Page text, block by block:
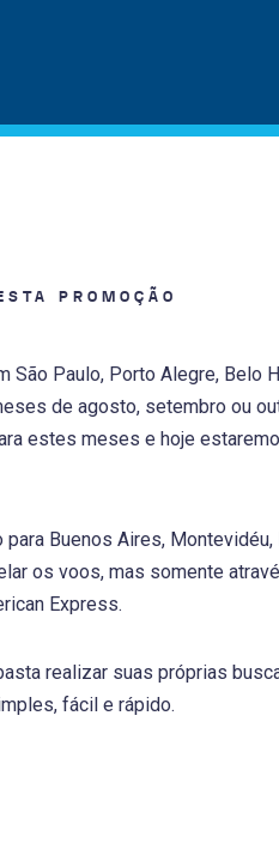
PROMOÇÃO
São Paulo, Porto Alegre, Belo
de agosto, setembro ou
estes meses e hoje
para Buenos Aires, Montevidéu,
os voos, mas somente
Express.
realizar suas próprias
fácil e rápido.